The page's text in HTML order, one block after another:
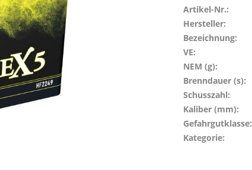
Artikel-Nr.:
Hersteller:
Bezeichnung:
VE:
NEM (g):
Brenndauer (s):
Schusszahl:
Kaliber (mm):
Gefahrgutklasse:
Kategorie: